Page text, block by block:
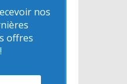
nos
offres